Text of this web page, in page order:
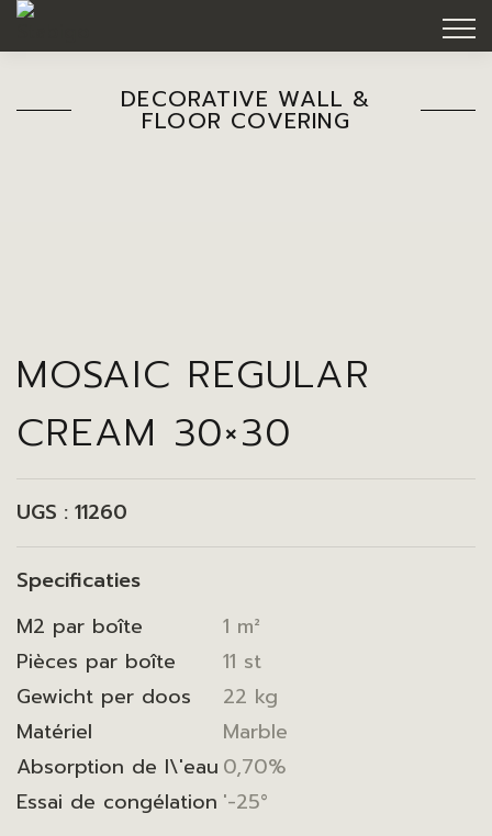
DECORATIVE WALL &
FLOOR COVERING
MOSAIC REGULAR
CREAM 30×30
UGS : 11260
Specificaties
M2 par boîte
1 m²
Pièces par boîte
11 st
Gewicht per doos
22 kg
Matériel
Marble
Absorption de l\'eau 0,70%
Essai de congélation '-25°